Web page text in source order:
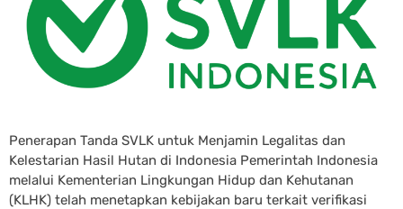
Penerapan Tanda SVLK untuk Menjamin Legalitas dan
Kelestarian Hasil Hutan di Indonesia Pemerintah Indonesia
melalui Kementerian Lingkungan Hidup dan Kehutanan
(KLHK) telah menetapkan kebijakan baru terkait verifikasi